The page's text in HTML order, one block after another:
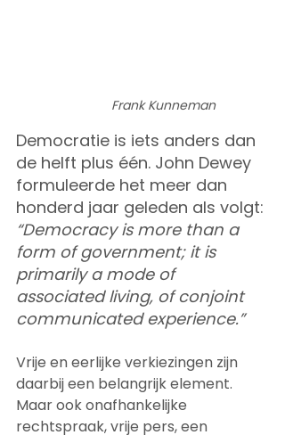
Frank Kunneman
Democratie is iets anders dan
de helft plus één. John Dewey
formuleerde het meer dan
honderd jaar geleden als volgt:
“Democracy is more than a
form of government; it is
primarily a mode of
associated living, of conjoint
communicated experience.”
Vrije en eerlijke verkiezingen zijn
daarbij een belangrijk element.
Maar ook onafhankelijke
rechtspraak, vrije pers, een